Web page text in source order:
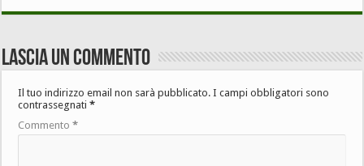
Lascia un commento
Il tuo indirizzo email non sarà pubblicato. I campi obbligatori sono
contrassegnati*
Commento*